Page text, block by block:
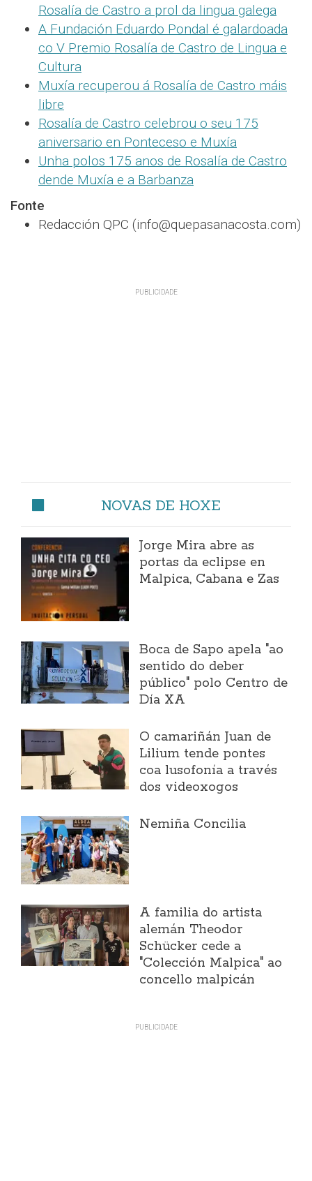
Rosalía de Castro a prol da lingua galega
A Fundación Eduardo Pondal é galardoada
co V Premio Rosalía de Castro de Lingua e
Cultura
Muxía recuperou á Rosalía de Castro máis
libre
Rosalía de Castro celebrou o seu 175
aniversario en Ponteceso e Muxía
Unha polos 175 anos de Rosalía de Castro
dende Muxía e a Barbanza
Fonte
Redacción QPC (info@quepasanacosta.com)
NOVAS DE HOXE
Jorge Mira abre as
portas da eclipse en
Malpica, Cabana e Zas
Boca de Sapo apela "ao
sentido do deber
público" polo Centro de
Día XA
O camariñán Juan de
Lilium tende pontes
coa lusofonía a través
dos videoxogos
Nemiña Concilia
A familia do artista
alemán Theodor
Schücker cede a
"Colección Malpica" ao
concello malpicán